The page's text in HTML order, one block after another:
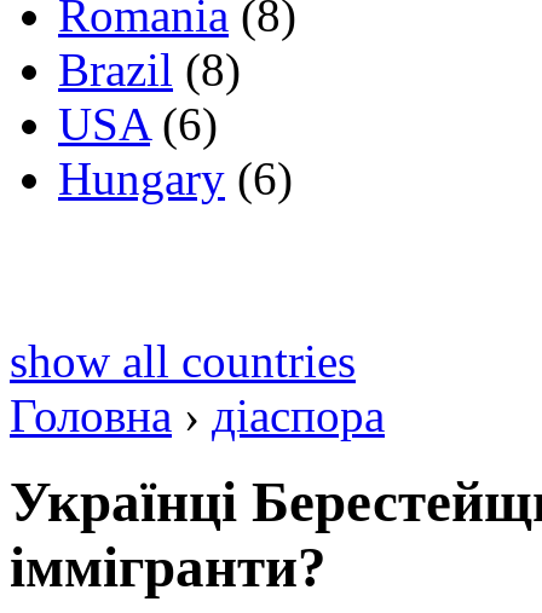
Romania (8)
Brazil (8)
USA(6)
Hungary (6)
show all countries
Головна › діаспора
Українці
іммігранти?